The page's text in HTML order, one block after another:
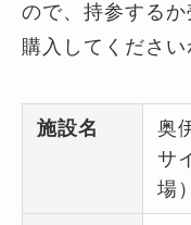
ので、持参する
購入してください
施設名
奥
サ
場）